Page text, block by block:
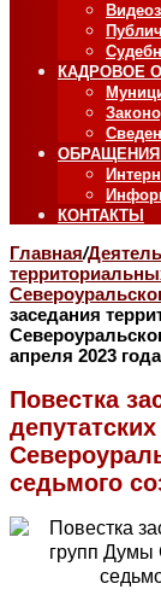
КАДРОВОЕ
ОБРАЩЕНИЯ
КОНТАКТЫ
Главная/
заседания
апреля 2023 года
Повестка
седьмого